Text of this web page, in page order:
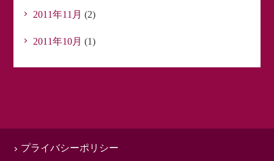
2011年11月 (2)
2011年10月 (1)
プライバシーポリシー